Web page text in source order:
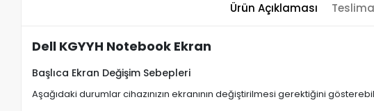
Ürün Açıklaması
Dell KGYYH Notebook Ekran
Başlıca Ekran Değişim Sebepleri
Aşağıdaki durumlar cihazınızın ekranının değiştirilmesi gerektiğini